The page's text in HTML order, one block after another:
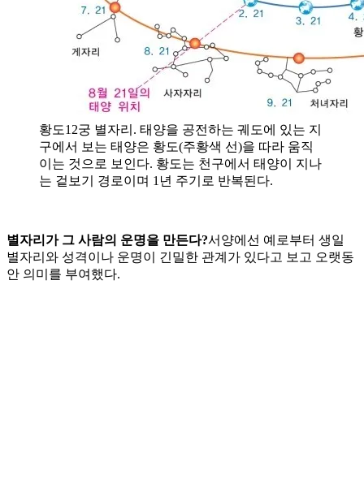
​황도12궁 별자리. 태양을 공전하는 궤도에 있는 지
구에서 보는 태양은 황도(주황색 선)을 따라 움직
이는 것으로 보인다. 황도는 천구에서 태양이 지나
는 겉보기 경로이며 1년 주기로 반복된다.
별자리가 그 사람의 운명을 만든다?​서양에선 예로부터 생일
별자리와 성격이나 운명이 긴밀한 관계가 있다고 보고 오랫동
안 의미를 부여했다.